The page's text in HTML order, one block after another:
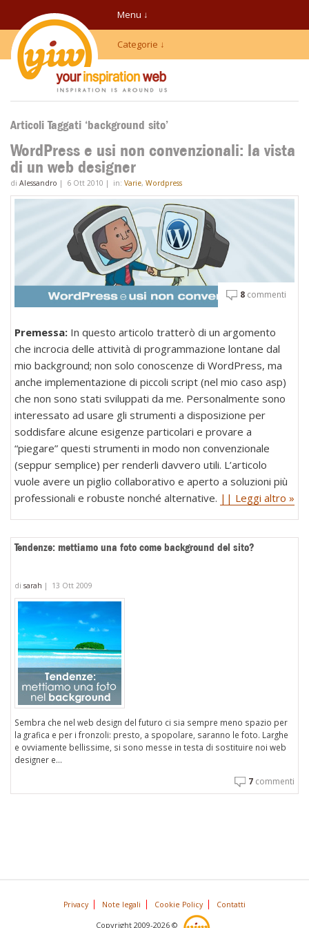
Menu ↓
Categorie ↓
Articoli Taggati ‘background sito’
WordPress e usi non convenzionali: la vista
di un web designer
di Alessandro | 6 Ott 2010 | in: Varie, Wordpress
8 commenti
Premessa:In questo articolo tratterò di un argomento
che incrocia delle attività di programmazione lontane dal
mio background; non solo conoscenze di WordPress, ma
anche implementazione di piccoli script (nel mio caso asp)
che non sono stati sviluppati da me. Personalmente sono
interessato ad usare gli strumenti a disposizione per
soddisfare alcune esigenze particolari e provare a
“piegare” questi strumenti in modo non convenzionale
(seppur semplice) per renderli davvero utili. L’articolo
vuole avere un piglio collaborativo e aperto a soluzioni più
professionali e robuste nonché alternative. || Leggi altro »
Tendenze: mettiamo una foto come background del sito?
di sarah | 13 Ott 2009
Sembra che nel web design del futuro ci sia sempre meno spazio per
la grafica e per i fronzoli: presto, a spopolare, saranno le foto. Larghe
e ovviamente bellissime, si sono messe in testa di sostituire noi web
designer e...
7 commenti
Privacy Note legali Cookie Policy Contatti
Copyright 2009-2026 ©